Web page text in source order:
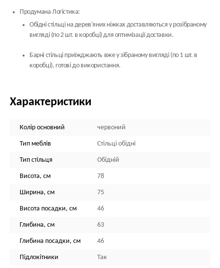
Продумана Логістика:
Обідні стільціна дерев'яних ніжках доставляються у розібраному
вигляді (по 2 шт. в коробці) для оптимізації доставки.
Барні стільціприїжджають вже у зібраному вигляді (по 1 шт. в
коробці), готові до використання.
Характеристики
Колір основний червоний
Тип меблів Стільці обідні
Тип стільця Обідній
Висота, см 78
Ширина, см 75
Висота посадки, см 46
Глибина, см 63
Глибина посадки, см 46
Підлокітники Так